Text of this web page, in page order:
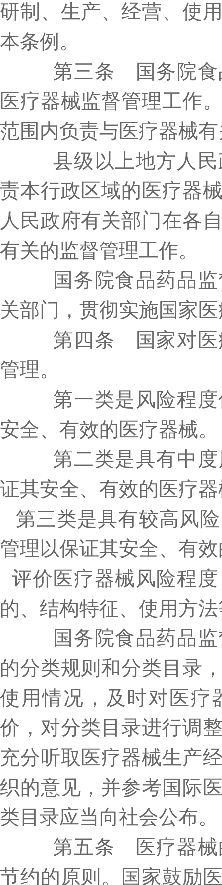
研制、生产、经营、使
本条例。
第三条 国务院食品
医疗器械监督管理工作
范围内负责与医疗器械
县级以上地方人民
责本行政区域的医疗器
人民政府有关部门在各
有关的监督管理工作。
国务院食品药品监
关部门，贯彻实施国家
第四条 国家对医疗
管理。
第一类是风险程度
安全、有效的医疗器械。
第二类是具有中度
证其安全、有效的医疗
第三类是具有较高风
管理以保证其安全、有
评价医疗器械风险程
的、结构特征、使用方
国务院食品药品监
的分类规则和分类目录
使用情况，及时对医疗
价，对分类目录进行调
充分听取医疗器械生产
织的意见，并参考国际
类目录应当向社会公布。
第五条 医疗器械的
节约的原则。国家鼓励